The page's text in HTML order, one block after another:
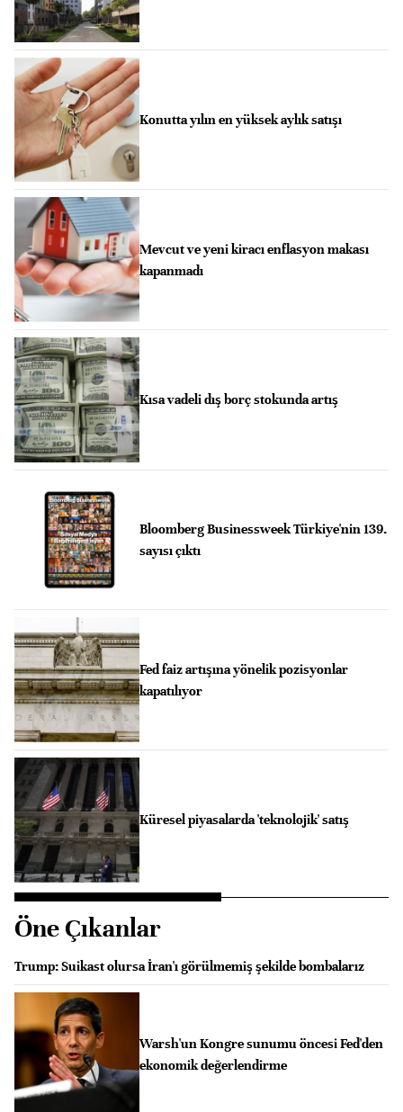
Konutta yılın en yüksek aylık satışı
Mevcut ve yeni kiracı enflasyon makası
kapanmadı
Kısa vadeli dış borç stokunda artış
Bloomberg Businessweek Türkiye'nin 139.
sayısı çıktı
Fed faiz artışına yönelik pozisyonlar
kapatılıyor
Küresel piyasalarda 'teknolojik' satış
Öne Çıkanlar
Trump: Suikast olursa İran'ı görülmemiş şekilde bombalarız
Warsh'un Kongre sunumu öncesi Fed'den
ekonomik değerlendirme